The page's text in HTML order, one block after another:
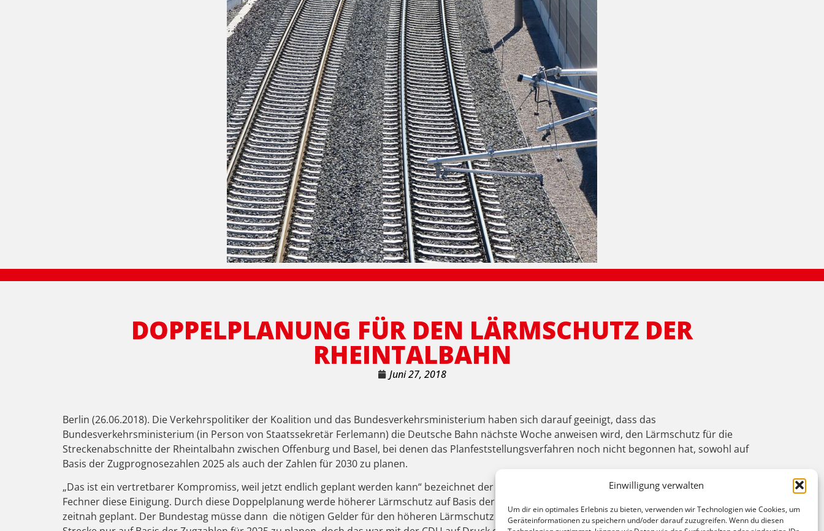
Einwilligung verwalten
Um dir ein optimales Erlebnis zu bieten, verwenden wir Technologien wie Cookies, um
Geräteinformationen zu speichern und/oder darauf zuzugreifen. Wenn du diesen
DOPPELPLANUNG FÜR DEN LÄRMSCHUTZ DER
RHEINTALBAHN
Juni 27, 2018
Berlin (26.06.2018). Die Verkehrspolitiker der Koalition und das Bundesverkehrsministerium haben sich darauf geeinigt, dass das
Bundesverkehrsministerium (in Person von Staatssekretär Ferlemann) die Deutsche Bahn nächste Woche anweisen wird, den Lärmschutz für die
Streckenabschnitte der Rheintalbahn zwischen Offenburg und Basel, bei denen das Planfeststellungsverfahren noch nicht begonnen hat, sowohl auf
Basis der Zugprognosezahlen 2025 als auch der Zahlen für 2030 zu planen.
„Das ist ein vertretbarer Kompromiss, weil jetzt endlich geplant werden kann“ bezeichnet der Emmendinger SPD-Bundestagsabgeordnete Johannes
Fechner diese Einigung. Durch diese Doppelplanung werde höherer Lärmschutz auf Basis der Zugzahlen 2025 für die gesamte Strecke Offenburg-Basel
zeitnah geplant. Der Bundestag müsse dann die nötigen Gelder für den höheren Lärmschutz bewilligen. Sicherlich wäre es besser gewesen, die ganze